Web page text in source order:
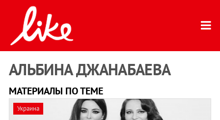
АЛЬБИНА ДЖАНАБАЕВА
МАТЕРИАЛЫ ПО ТЕМЕ
Украина